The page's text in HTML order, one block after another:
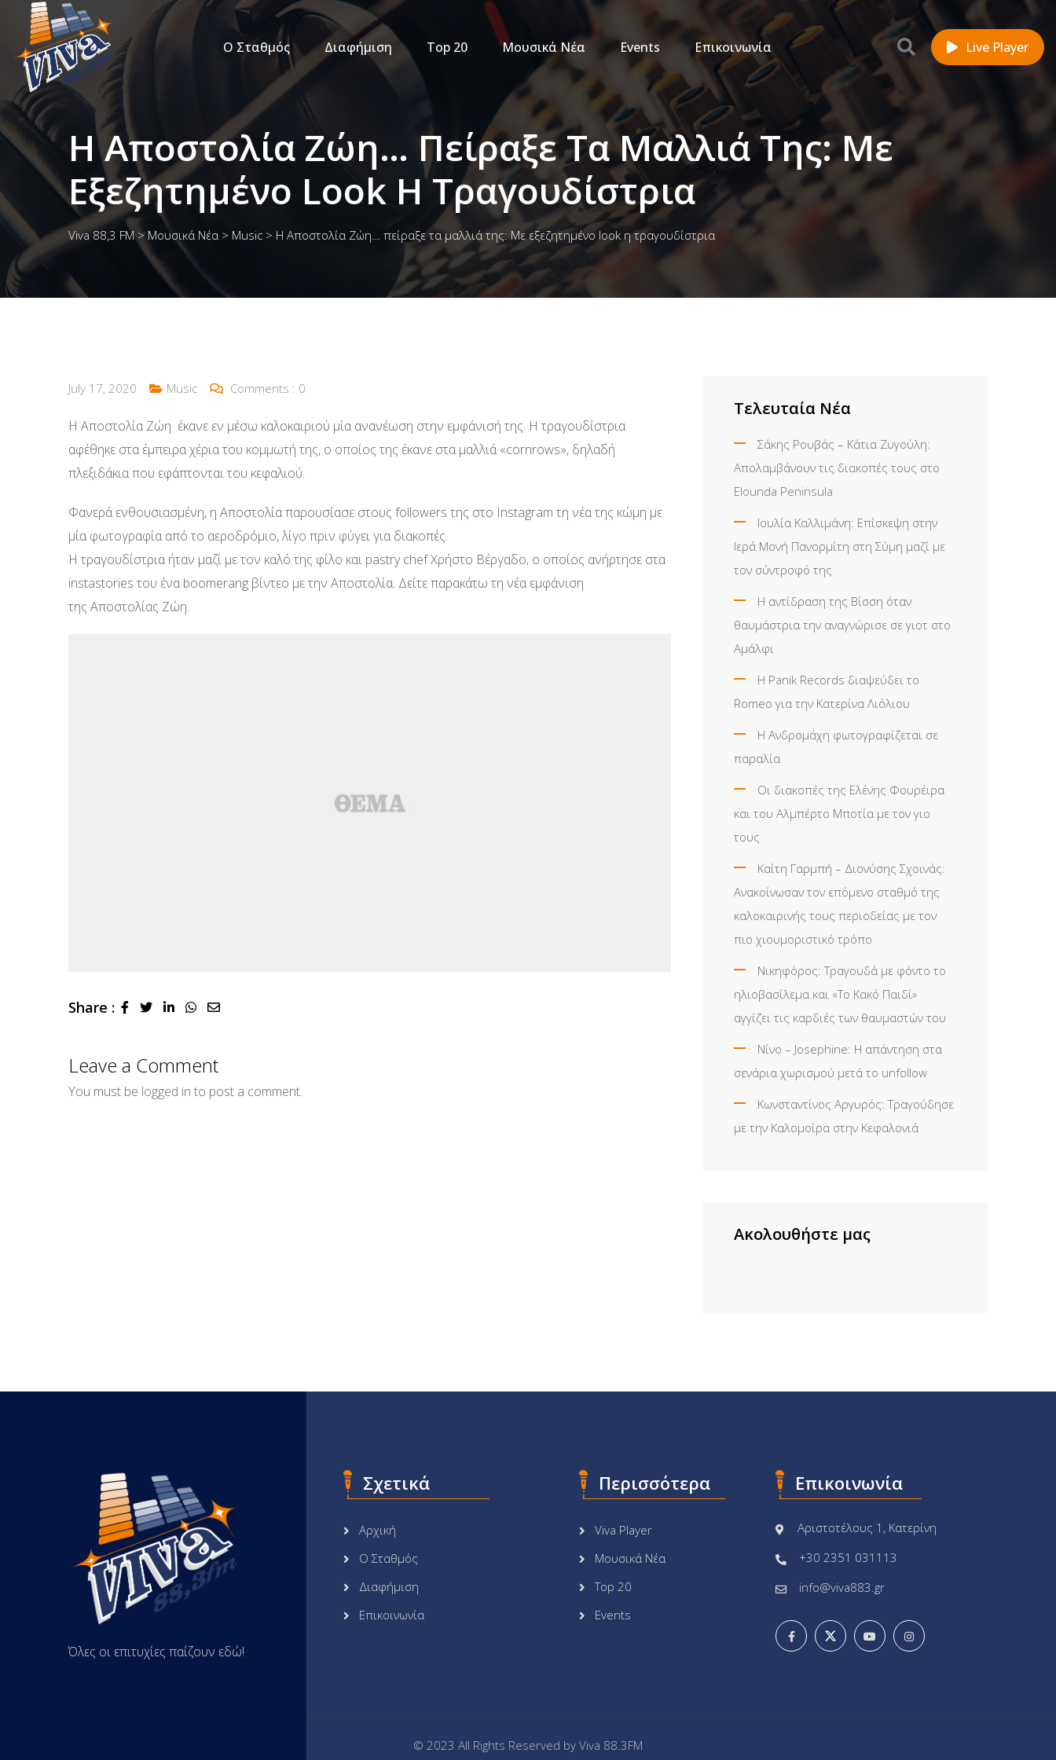
Ο Σταθμός Διαφήμιση Top 20 Μουσικά Νέα Events Επικοινωνία Live Player
Η Αποστολία Ζώη… Πείραξε Τα Μαλλιά Της: Με
Εξεζητημένο Look Η Τραγουδίστρια
Viva 88,3 FM> Μουσικά Νέα > Music > Η Αποστολία Ζώη… πείραξε τα μαλλιά της: Με εξεζητημένο look η τραγουδίστρια
July 17, 2020 Music Comments : 0
Η Αποστολία Ζώη έκανε εν μέσω καλοκαιριού μία ανανέωση στην εμφάνισή της. Η τραγουδίστρια
αφέθηκε στα έμπειρα χέρια του κομμωτή της, ο οποίος της έκανε στα μαλλιά «cornrows», δηλαδή
πλεξιδάκια που εφάπτονται του κεφαλιού.
Φανερά ενθουσιασμένη, η Αποστολία παρουσίασε στους followers της στο Instagram τη νέα της κώμη με
μία φωτογραφία από το αεροδρόμιο, λίγο πριν φύγει για διακοπές.
Η τραγουδίστρια ήταν μαζί με τον καλό της φίλο και pastry chef Χρήστο Βέργαδο, ο οποίος ανήρτησε στα
instastories του ένα boomerang βίντεο με την Αποστολία. Δείτε παρακάτω τη νέα εμφάνιση
της Αποστολίας Ζώη.
Share : LinkedInWhatsapp
Share
Leave a Comment
You must be logged in to post a comment.
Τελευταία Νέα
Σάκης Ρουβάς – Κάτια Ζυγούλη:
Απολαμβάνουν τις διακοπές τους στο
Elounda Peninsula
Ιουλία Καλλιμάνη: Επίσκεψη στην
Ιερά Μονή Πανορμίτη στη Σύμη μαζί με
τον σύντροφό της
Η αντίδραση της Βίσση όταν
θαυμάστρια την αναγνώρισε σε γιοτ στο
Αμάλφι
Η Panik Records διαψεύδει το
Romeo για την Κατερίνα Λιόλιου
Η Ανδρομάχη φωτογραφίζεται σε
παραλία
Οι διακοπές της Ελένης Φουρέιρα
και του Αλμπέρτο Μποτία με τον γιο
τους
Καίτη Γαρμπή – Διονύσης Σχοινάς:
Ανακοίνωσαν τον επόμενο σταθμό της
καλοκαιρινής τους περιοδείας με τον
πιο χιουμοριστικό τρόπο
Νικηφόρος: Τραγουδά με φόντο το
ηλιοβασίλεμα και «Το Κακό Παιδί»
αγγίζει τις καρδιές των θαυμαστών του
Νίνο – Josephine: Η απάντηση στα
σενάρια χωρισμού μετά το unfollow
Κωνσταντίνος Αργυρός: Τραγούδησε
με την Καλομοίρα στην Κεφαλονιά
Ακολουθήστε μας
Όλες οι επιτυχίες παίζουν εδώ!
Σχετικά
Αρχική
Ο Σταθμός
Διαφήμιση
Επικοινωνία
Περισσότερα
Viva Player
Μουσικά Νέα
Top 20
Events
Επικοινωνία
Αριστοτέλους 1, Κατερίνη
+30 2351 031113
info@viva883.gr
© 2023 All Rights Reserved by Viva 88.3FM